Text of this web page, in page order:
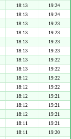
18:13
19:24
18:13
19:24
18:13
19:23
18:13
19:23
18:13
19:23
18:13
19:23
18:13
19:22
18:13
19:22
18:12
19:22
18:12
19:22
18:12
19:21
18:12
19:21
18:12
19:21
18:11
19:21
18:11
19:20